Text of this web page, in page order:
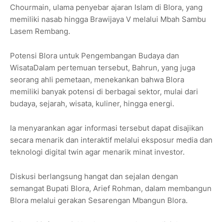
Chourmain, ulama penyebar ajaran Islam di Blora, yang
memiliki nasab hingga Brawijaya V melalui Mbah Sambu
Lasem Rembang.
Potensi Blora untuk Pengembangan Budaya dan
WisataDalam pertemuan tersebut, Bahrun, yang juga
seorang ahli pemetaan, menekankan bahwa Blora
memiliki banyak potensi di berbagai sektor, mulai dari
budaya, sejarah, wisata, kuliner, hingga energi.
Ia menyarankan agar informasi tersebut dapat disajikan
secara menarik dan interaktif melalui eksposur media dan
teknologi digital twin agar menarik minat investor.
Diskusi berlangsung hangat dan sejalan dengan
semangat Bupati Blora, Arief Rohman, dalam membangun
Blora melalui gerakan Sesarengan Mbangun Blora.